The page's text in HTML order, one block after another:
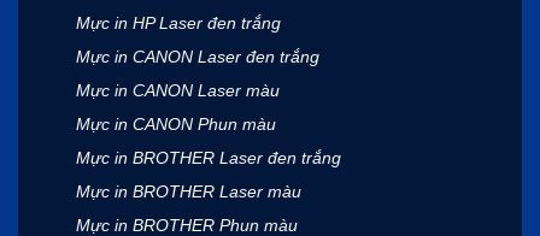
Mực in HP Laser đen trắng
Mực in CANON Laser đen trắng
Mực in CANON Laser màu
Mực in CANON Phun màu
Mực in BROTHER Laser đen trắng
Mực in BROTHER Laser màu
Mực in BROTHER Phun màu